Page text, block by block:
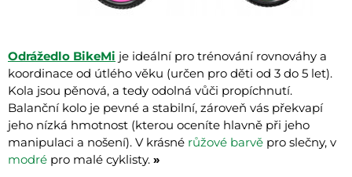
Odrážedlo BikeMi je ideální pro trénování rovnováhy a
koordinace od útlého věku (určen pro děti od 3 do 5 let).
Kola jsou pěnová, a tedy odolná vůči propíchnutí.
Balanční kolo je pevné a stabilní, zároveň vás překvapí
jeho nízká hmotnost (kterou oceníte hlavně při jeho
manipulaci a nošení). V krásné růžové barvě pro slečny, v
modré pro malé cyklisty. »